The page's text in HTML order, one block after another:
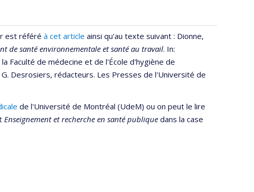
est référé à cet article ainsi qu'au texte suivant : Dionne,
de santé environnementale et santé au travail. In:
Faculté de médecine et de l'École d'hygiène de
Desrosiers, rédacteurs. Les Presses de l'Université de
de l'Université de Montréal (UdeM) ou on peut le lire
Enseignement et recherche en santé publique dans la case